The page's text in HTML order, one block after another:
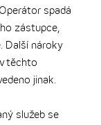
spadá
zástupce,
Další nároky
těchto
jinak.
služeb se